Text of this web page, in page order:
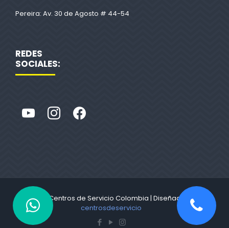
Pereira: Av. 30 de Agosto # 44-54
REDES
SOCIALES:
© 2022 Centros de Servicio Colombia | Diseñado por
centrosdeservicio